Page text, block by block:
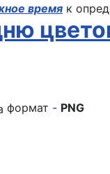
время к
формат - PNG